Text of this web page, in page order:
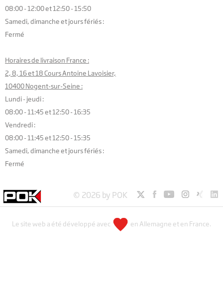
08:00 - 12:00 et 12:50 - 15:50
Samedi, dimanche et jours fériés :
Fermé
Horaires de livraison France :
2, 8, 16 et 18 Cours Antoine Lavoisier,
10400 Nogent-sur-Seine :
Lundi - jeudi :
08:00 - 11:45 et 12:50 - 16:35
Vendredi :
08:00 - 11:45 et 12:50 - 15:35
Samedi, dimanche et jours fériés :
Fermé
© 2026 by POK
Le site web a été développé avec en Allemagne et en France.